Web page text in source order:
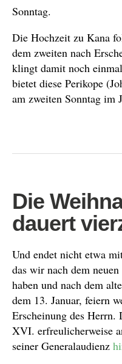
Sonntag.
Die Hochzeit zu Kana
dem zweiten nach
klingt damit noch
bietet diese Perikope
am zweiten Sonntag im
Die
dauert
Und endet nicht etwa
das wir nach dem
haben und nach dem
dem 13. Januar, feiern
Erscheinung des Herrn.
XVI. erfreulicherweise
seiner Generalaudienz